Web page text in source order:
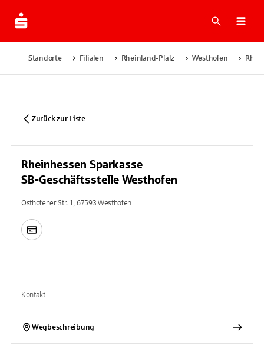
Suche
Standorte Filialen Rheinland-Pfalz Westhofen
Zurück zur Liste
Rheinhessen Sparkasse
SB-Geschäftsstelle Westhofen
Osthofener Str. 1, 67593 Westhofen
Kontakt
Wegbeschreibung